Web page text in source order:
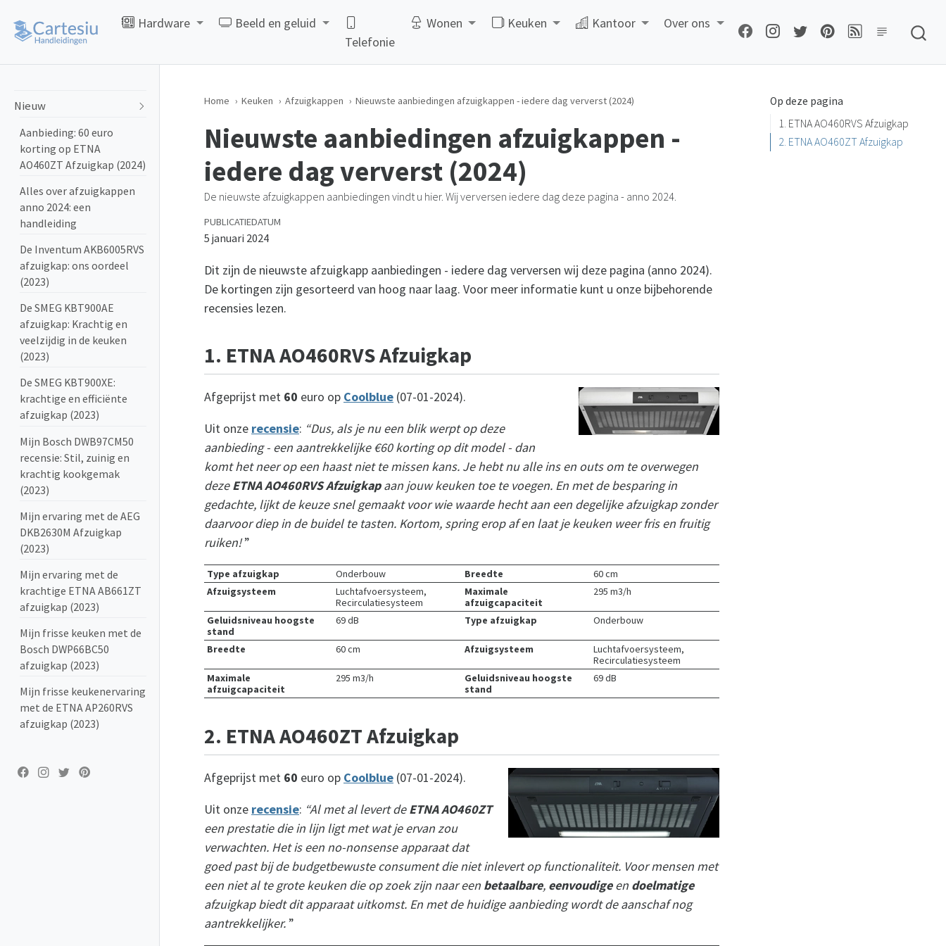
Hardware
Beeld en geluid
Telefonie
Wonen Keuken Kantoor Over ons
Nieuw
Aanbieding: 60 euro
korting op ETNA
AO460ZT Afzuigkap (2024)
Alles over afzuigkappen
anno 2024: een
handleiding
De Inventum AKB6005RVS
afzuigkap: ons oordeel
(2023)
De SMEG KBT900AE
afzuigkap: Krachtig en
veelzijdig in de keuken
(2023)
De SMEG KBT900XE:
krachtige en efficiënte
afzuigkap (2023)
Mijn Bosch DWB97CM50
recensie: Stil, zuinig en
krachtig kookgemak
(2023)
Mijn ervaring met de AEG
DKB2630M Afzuigkap
(2023)
Mijn ervaring met de
krachtige ETNA AB661ZT
afzuigkap (2023)
Mijn frisse keuken met de
Bosch DWP66BC50
afzuigkap (2023)
Mijn frisse keukenervaring
met de ETNA AP260RVS
afzuigkap (2023)
Home Keuken Afzuigkappen Nieuwste aanbiedingen afzuigkappen - iedere dag ververst (2024)
Nieuwste aanbiedingen afzuigkappen -
iedere dag ververst (2024)
De nieuwste afzuigkappen aanbiedingen vindt u hier. Wij verversen iedere dag deze pagina - anno 2024.
PUBLICATIEDATUM
5 januari 2024
Dit zijn de nieuwste afzuigkapp aanbiedingen - iedere dag verversen wij deze pagina (anno 2024).
De kortingen zijn gesorteerd van hoog naar laag. Voor meer informatie kunt u onze bijbehorende
recensies lezen.
1. ETNA AO460RVS Afzuigkap
Afgeprijst met 60 euro op Coolblue (07-01-2024).
Uit onze recensie: “Dus, als je nu een blik werpt op deze
aanbieding - een aantrekkelijke €60 korting op dit model - dan
komt het neer op een haast niet te missen kans. Je hebt nu alle ins en outs om te overwegen
dezeETNA AO460RVS Afzuigkapaan jouw keuken toe te voegen. En met de besparing in
gedachte, lijkt de keuze snel gemaakt voor wie waarde hecht aan een degelijke afzuigkap zonder
daarvoor diep in de buidel te tasten. Kortom, spring erop af en laat je keuken weer fris en fruitig
ruiken!”
Type afzuigkap Onderbouw Breedte
60 cm
Afzuigsysteem
Luchtafvoersysteem,
Recirculatiesysteem
Maximale
afzuigcapaciteit
295 m3/h
Geluidsniveau hoogste
stand
69 dB Type afzuigkap Onderbouw
Breedte 60 cm Afzuigsysteem
Luchtafvoersysteem,
Recirculatiesysteem
Maximale
afzuigcapaciteit
295 m3/h
Geluidsniveau hoogste
stand
69 dB
2. ETNA AO460ZT Afzuigkap
Afgeprijst met 60 euro op Coolblue (07-01-2024).
Uit onze recensie: “Al met al levert deETNA AO460ZT
een prestatie die in lijn ligt met wat je ervan zou
verwachten. Het is een no-nonsense apparaat dat
goed past bij de budgetbewuste consument die niet inlevert op functionaliteit. Voor mensen met
een niet al te grote keuken die op zoek zijn naar een betaalbare, eenvoudigeen doelmatige
afzuigkap biedt dit apparaat uitkomst. En met de huidige aanbieding wordt de aanschaf nog
aantrekkelijker.”
Op deze pagina
1. ETNA AO460RVS Afzuigkap
2. ETNA AO460ZT Afzuigkap